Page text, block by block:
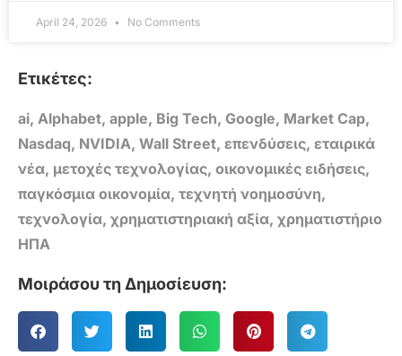
April 24, 2026 No Comments
Ετικέτες:
ai, Alphabet, apple, Big Tech, Google, Market Cap,
Nasdaq, NVIDIA, Wall Street, επενδύσεις, εταιρικά
νέα, μετοχές τεχνολογίας, οικονομικές ειδήσεις,
παγκόσμια οικονομία, τεχνητή νοημοσύνη,
τεχνολογία, χρηματιστηριακή αξία, χρηματιστήριο
ΗΠΑ
Μοιράσου τη Δημοσίευση: